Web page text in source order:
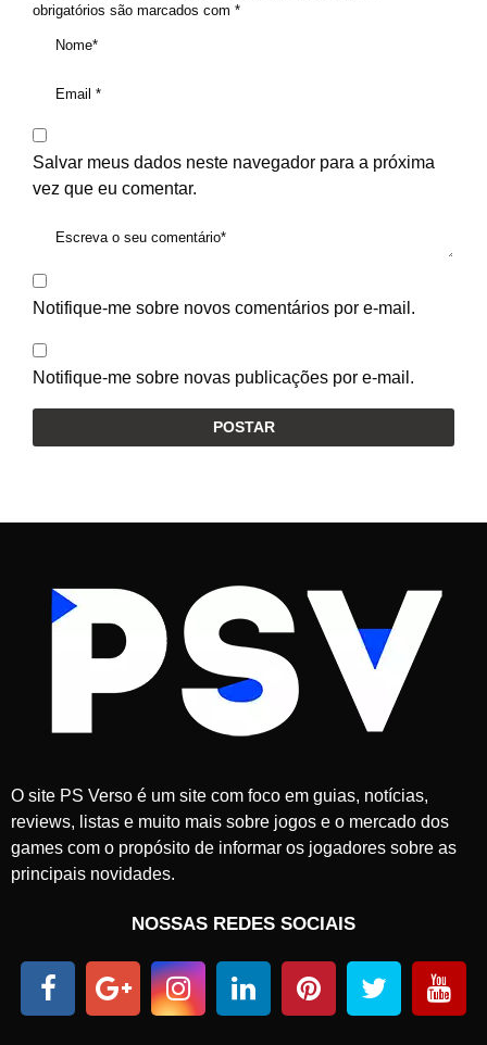
obrigatórios são marcados com *
Salvar meus dados neste navegador para a próxima
vez que eu comentar.
Notifique-me sobre novos comentários por e-mail.
Notifique-me sobre novas publicações por e-mail.
O site PS Verso é um site com foco em guias, notícias,
reviews, listas e muito mais sobre jogos e o mercado dos
games com o propósito de informar os jogadores sobre as
principais novidades.
NOSSAS REDES SOCIAIS